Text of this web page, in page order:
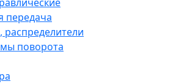
передача
распределители
поворота